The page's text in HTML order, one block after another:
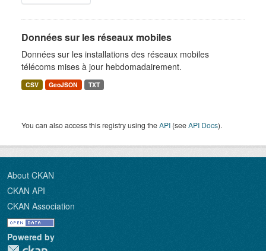
Données sur les réseaux mobiles
Données sur les installations des réseaux mobiles
télécoms mises à jour hebdomadairement.
CSV GeoJSON TXT
You can also access this registry using theAPI (seeAPI Docs).
About CKAN
CKAN API
CKAN Association
Powered by